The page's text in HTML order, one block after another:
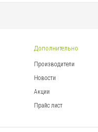
Дополнительно
Производители
Новости
Акции
Прайс лист